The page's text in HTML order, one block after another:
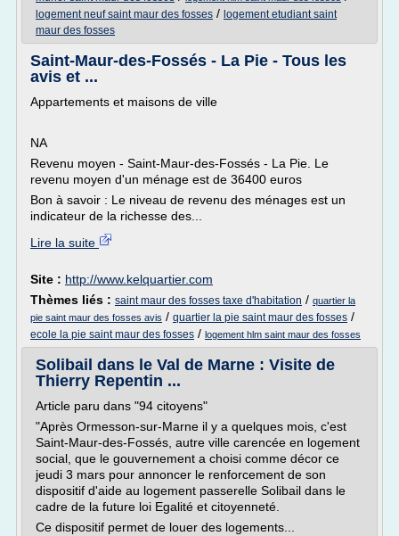
logement neuf saint maur des fosses / logement etudiant saint
maur des fosses
Saint-Maur-des-Fossés - La Pie - Tous les
avis et ...
Appartements et maisons de ville
NA
Revenu moyen - Saint-Maur-des-Fossés - La Pie. Le
revenu moyen d'un ménage est de 36400 euros
Bon à savoir : Le niveau de revenu des ménages est un
indicateur de la richesse des...
Lire la suite
Site : http://www.kelquartier.com
Thèmes liés : saint maur des fosses taxe d'habitation / quartier la
pie saint maur des fosses avis / quartier la pie saint maur des fosses /
ecole la pie saint maur des fosses / logement hlm saint maur des fosses
Solibail dans le Val de Marne : Visite de
Thierry Repentin ...
Article paru dans "94 citoyens"
"Après Ormesson-sur-Marne il y a quelques mois, c'est
Saint-Maur-des-Fossés, autre ville carencée en logement
social, que le gouvernement a choisi comme décor ce
jeudi 3 mars pour annoncer le renforcement de son
dispositif d'aide au logement passerelle Solibail dans le
cadre de la future loi Egalité et citoyenneté.
Ce dispositif permet de louer des logements...